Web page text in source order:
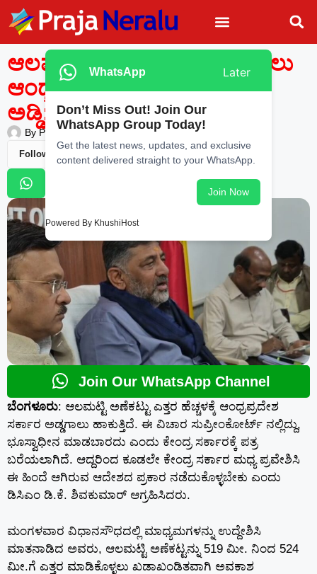
ಆಲಮಟ್ಟಿ ಅಣೆಕಟ್ಟು ಎತ್ತರ ಹೆಚ್ಚಿಸಲು
ಆಂಧ್ರಪ್ರದೇಶ ಸರ್ಕಾರದಿಂದ
ಅಡ್ಡಿ: ಡಿ.ಕೆ. ಶಿವಕುಮಾರ್
ByPraja Neralu — March 3, 2026 - 11:20 PM
Follow Us
Join Our WhatsApp Channel
ಬೆಂಗಳೂರು: ಆಲಮಟ್ಟಿ ಅಣೆಕಟ್ಟು ಎತ್ತರ ಹೆಚ್ಚಳಕ್ಕೆ ಆಂಧ್ರಪ್ರದೇಶ
ಸರ್ಕಾರ ಅಡ್ಡಗಾಲು ಹಾಕುತ್ತಿದೆ. ಈ ವಿಚಾರ ಸುಪ್ರೀಂಕೋರ್ಟ್ ನಲ್ಲಿದ್ದು,
ಭೂಸ್ವಾಧೀನ ಮಾಡಬಾರದು ಎಂದು ಕೇಂದ್ರ ಸರ್ಕಾರಕ್ಕೆ ಪತ್ರ
ಬರೆಯಲಾಗಿದೆ. ಆದ್ದರಿಂದ ಕೂಡಲೇ ಕೇಂದ್ರ ಸರ್ಕಾರ ಮಧ್ಯ ಪ್ರವೇಶಿಸಿ
ಈ ಹಿಂದೆ ಆಗಿರುವ ಆದೇಶದ ಪ್ರಕಾರ ನಡೆದುಕೊಳ್ಳಬೇಕು ಎಂದು
ಡಿಸಿಎಂ ಡಿ.ಕೆ. ಶಿವಕುಮಾರ್ ಆಗ್ರಹಿಸಿದರು.
ಮಂಗಳವಾರ ವಿಧಾನಸೌಧದಲ್ಲಿ ಮಾಧ್ಯಮಗಳನ್ನು ಉದ್ದೇಶಿಸಿ
ಮಾತನಾಡಿದ ಅವರು, ಆಲಮಟ್ಟಿ ಅಣೆಕಟ್ಟನ್ನು 519 ಮೀ. ನಿಂದ 524
ಮೀ.ಗೆ ಎತ್ತರ ಮಾಡಿಕೊಳ್ಳಲು ಖಡಾಖಂಡಿತವಾಗಿ ಅವಕಾಶ
WhatsApp Later
Don’t Miss Out! Join Our
WhatsApp Group Today!
Get the latest news, updates, and exclusive
content delivered straight to your WhatsApp.
Join Now
Powered By KhushiHost